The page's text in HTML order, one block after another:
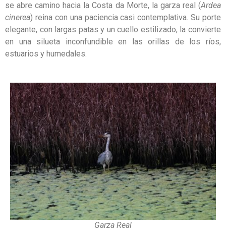
se abre camino hacia la Costa da Morte, la garza real (Ardea
cinerea) reina con una paciencia casi contemplativa. Su porte
elegante, con largas patas y un cuello estilizado, la convierte
en una silueta inconfundible en las orillas de los ríos,
estuarios y humedales.
Garza Real